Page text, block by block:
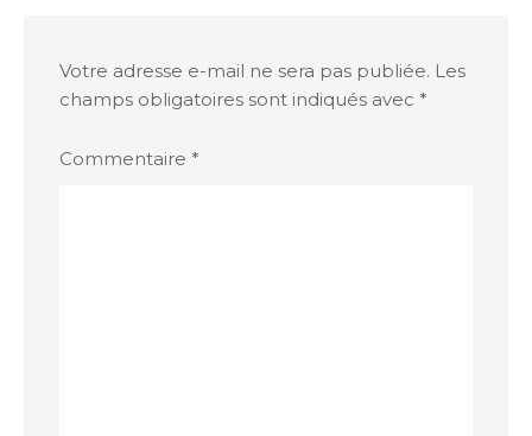
Votre adresse e-mail ne sera pas publiée. Les
champs obligatoires sont indiqués avec *
Commentaire *